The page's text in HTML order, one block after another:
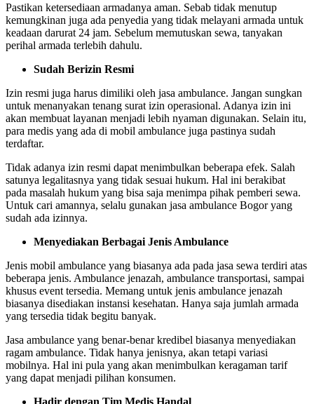
Pastikan ketersediaan armadanya aman. Sebab tidak menutup
kemungkinan juga ada penyedia yang tidak melayani armada untuk
keadaan darurat 24 jam. Sebelum memutuskan sewa, tanyakan
perihal armada terlebih dahulu.
Sudah Berizin Resmi
Izin resmi juga harus dimiliki oleh jasa ambulance. Jangan sungkan
untuk menanyakan tenang surat izin operasional. Adanya izin ini
akan membuat layanan menjadi lebih nyaman digunakan. Selain itu,
para medis yang ada di mobil ambulance juga pastinya sudah
terdaftar.
Tidak adanya izin resmi dapat menimbulkan beberapa efek. Salah
satunya legalitasnya yang tidak sesuai hukum. Hal ini berakibat
pada masalah hukum yang bisa saja menimpa pihak pemberi sewa.
Untuk cari amannya, selalu gunakan jasa ambulance Bogoryang
sudah ada izinnya.
Menyediakan Berbagai Jenis Ambulance
Jenis mobil ambulance yang biasanya ada pada jasa sewa terdiri atas
beberapa jenis. Ambulance jenazah, ambulance transportasi, sampai
khusus event tersedia. Memang untuk jenis ambulance jenazah
biasanya disediakan instansi kesehatan. Hanya saja jumlah armada
yang tersedia tidak begitu banyak.
Jasa ambulance yang benar-benar kredibel biasanya menyediakan
ragam ambulance. Tidak hanya jenisnya, akan tetapi variasi
mobilnya. Hal ini pula yang akan menimbulkan keragaman tarif
yang dapat menjadi pilihan konsumen.
Hadir dengan Tim Medis Handal